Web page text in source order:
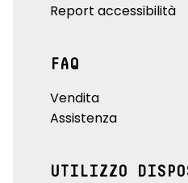
Report accessibilità
FAQ
Vendita
Assistenza
UTILIZZO